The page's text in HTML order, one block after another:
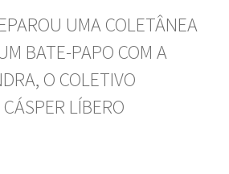
UMA COLETÂNEA
BATE-PAPO COM A
O COLETIVO
LÍBERO